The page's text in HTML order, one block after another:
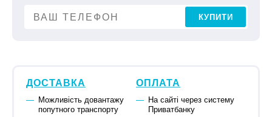
КУПИТИ
ДОСТАВКА
Можливість довантажу
попутного транспорту
ОПЛАТА
На сайті через систему
Приватбанку